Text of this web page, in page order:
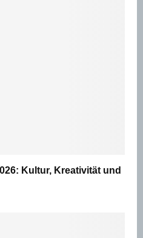
Kultur, Kreativität und